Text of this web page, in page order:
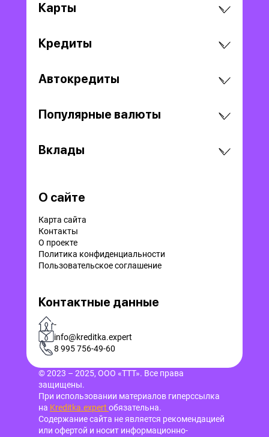
Карты
Кредиты
Автокредиты
Популярные валюты
Вклады
О сайте
Карта сайта
Контакты
О проекте
Политика конфиденциальности
Пользовательское соглашение
Контактные данные
-
info@kreditka.expert
8 995 756-49-60
© 2023 – 2025, ООО «ТТТ». Все права
защищены.
При использовании материалов гиперссылка
на Kreditka.expert обязательна.
Содержание сайта не является рекомендацией
или офертой и носит информационно-